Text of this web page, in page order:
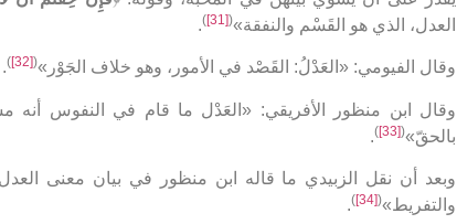
العدل، الذي هو القَسْم والنفقة»(
[31]
)
.
وقال الفيومي: «العَدْلُ: القَصْد في الأمور، وهو خلاف الجَوْر»(
[32]
)
.
وقال ابن منظور الأفريقي: «العَدْل ما قام في النفوس أنه
بالحقّ»(
[33]
)
.
وبعد أن نقل الزبيدي ما قاله ابن منظور في بيان معنى
والتفريط»(
[34]
)
.